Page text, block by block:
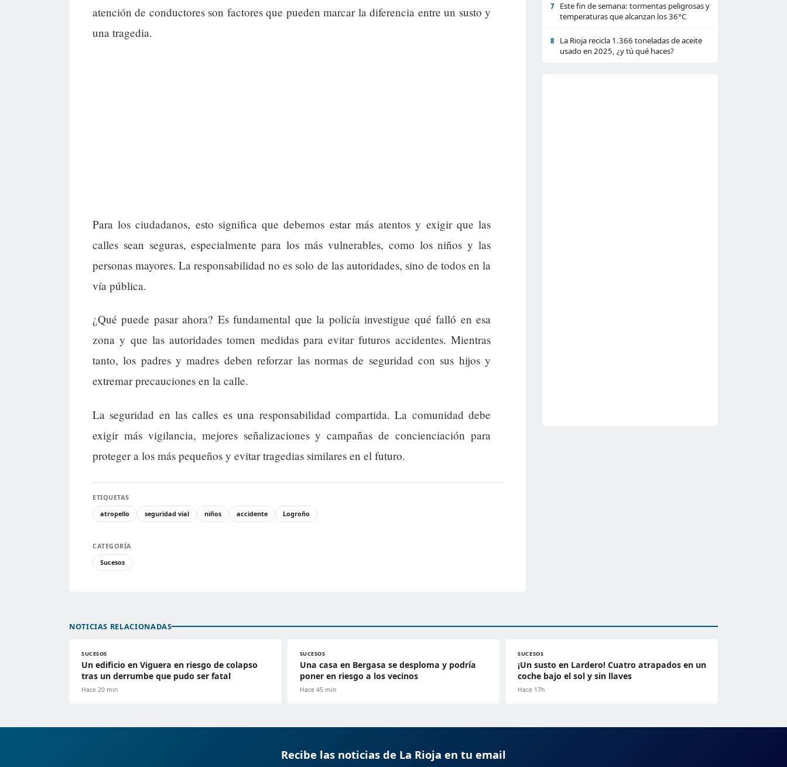
atención de conductores son factores que pueden marcar la diferencia entre un susto y
una tragedia.
Para los ciudadanos, esto significa que debemos estar más atentos y exigir que las
calles sean seguras, especialmente para los más vulnerables, como los niños y las
personas mayores. La responsabilidad no es solo de las autoridades, sino de todos en la
vía pública.
¿Qué puede pasar ahora? Es fundamental que la policía investigue qué falló en esa
zona y que las autoridades tomen medidas para evitar futuros accidentes. Mientras
tanto, los padres y madres deben reforzar las normas de seguridad con sus hijos y
extremar precauciones en la calle.
La seguridad en las calles es una responsabilidad compartida. La comunidad debe
exigir más vigilancia, mejores señalizaciones y campañas de concienciación para
proteger a los más pequeños y evitar tragedias similares en el futuro.
ETIQUETAS
atropello
seguridad vial niños accidente Logroño
CATEGORÍA
Sucesos
7
Este fin de semana: tormentas peligrosas y
temperaturas que alcanzan los 36°C
8
La Rioja recicla 1.366 toneladas de aceite
usado en 2025, ¿y tú qué haces?
NOTICIAS RELACIONADAS
SUCESOS
Un edificio en Viguera en riesgo de colapso
tras un derrumbe que pudo ser fatal
Hace 20 min
SUCESOS
Una casa en Bergasa se desploma y podría
poner en riesgo a los vecinos
Hace 45 min
SUCESOS
¡Un susto en Lardero! Cuatro atrapados en un
coche bajo el sol y sin llaves
Hace 17h
Recibe las noticias de La Rioja en tu email